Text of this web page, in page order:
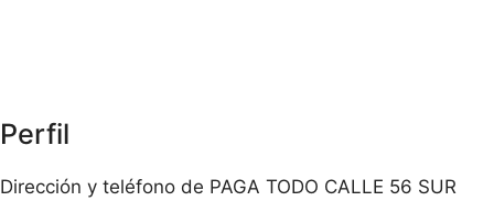
Perfil
Dirección y teléfono de PAGA TODO CALLE 56 SUR